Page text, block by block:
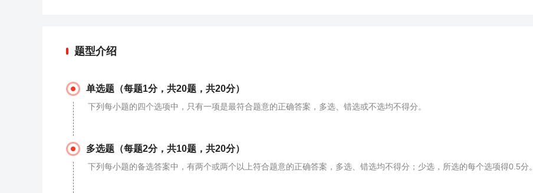
题型介绍
单选题（每题1分，共20题，共20分）
下列每小题的四个选项中，只有一项是最符合题意的正确答案，多选、错选或不选均不得分。
多选题（每题2分，共10题，共20分）
下列每小题的备选答案中，有两个或两个以上符合题意的正确答案，多选、错选均不得分；少选，所选的每个选项得0.5分。